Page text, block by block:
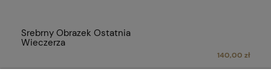
Srebrny Obrazek Ostatnia
Wieczerza
140,00 zł